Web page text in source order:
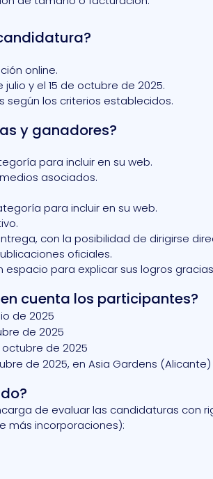
online.
y el 15 de octubre de 2025.
según los criterios establecidos.
y ganadores?
para incluir en su web.
asociados.
para incluir en su web.
con la posibilidad de dirigirse
oficiales.
para explicar sus logros
cuenta los participantes?
de 2025
de 2025
de 2025
de 2025, en Asia Gardens (Alicante)
de evaluar las candidaturas con
más incorporaciones):